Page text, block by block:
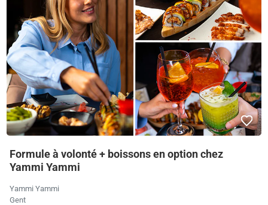
Formule à volonté + boissons en option chez
Yammi Yammi
Yammi Yammi
Gent